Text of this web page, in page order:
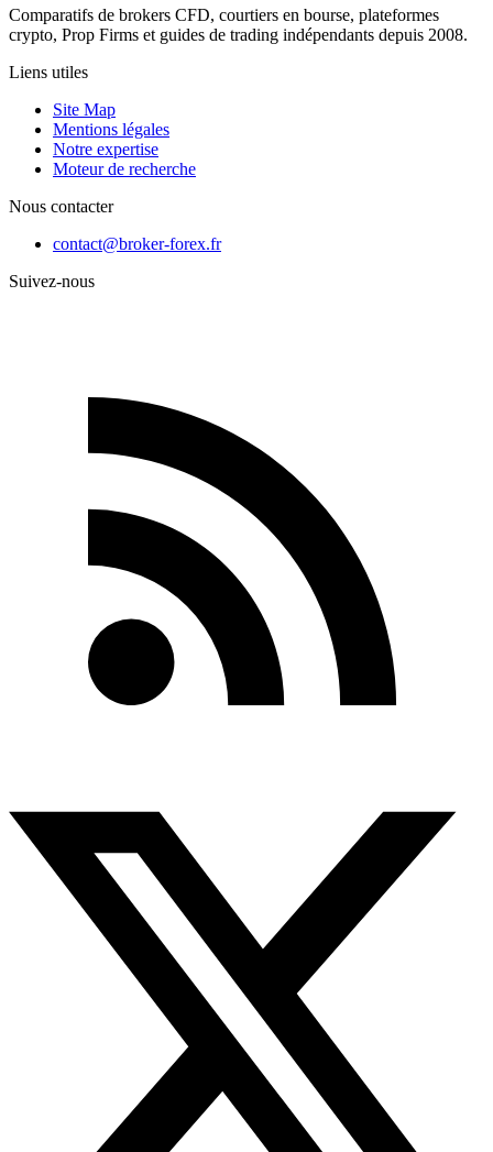
Comparatifs de brokers CFD, courtiers en bourse, plateformes
crypto, Prop Firms et guides de trading indépendants depuis 2008.
Liens utiles
Site Map
Mentions légales
Notre expertise
Moteur de recherche
Nous contacter
contact@broker-forex.fr
Suivez-nous